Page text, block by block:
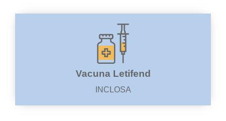
Vacuna Letifend
INCLOSA